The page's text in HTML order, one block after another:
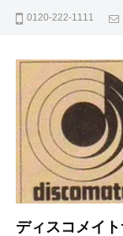
0120-222-1111
ディスコメイト